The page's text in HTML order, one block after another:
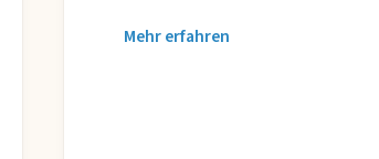
Mehr erfahren